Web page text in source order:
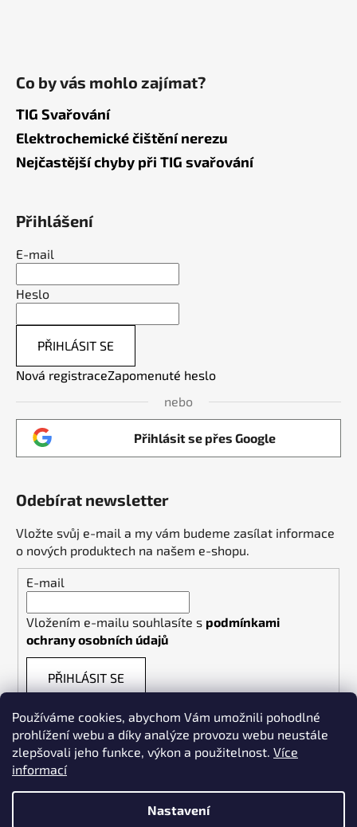
Používáme cookies, abychom Vám umožnili pohodlné
prohlížení webu a díky analýze provozu webu neustále
zlepšovali jeho funkce, výkon a použitelnost. Více
informací
Nastavení
Co by vás mohlo zajímat?
TIG Svařování
Elektrochemické čištění nerezu
Nejčastější chyby při TIG svařování
Přihlášení
E-mail
Heslo
PŘIHLÁSIT SE
Nová registraceZapomenuté heslo
nebo
Přihlásit se přes Google
Odebírat newsletter
Vložte svůj e-mail a my vám budeme zasílat informace
o nových produktech na našem e-shopu.
E-mail
Vložením e-mailu souhlasíte s podmínkami
ochrany osobních údajů
PŘIHLÁSIT SE